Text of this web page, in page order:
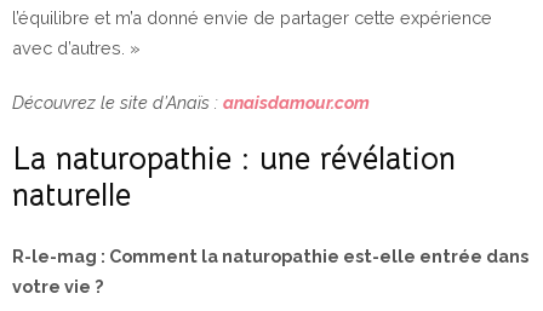
l’équilibre et m’a donné envie de partager cette expérience
avec d’autres. »
Découvrez le site d’Anaïs : anaisdamour.com
La naturopathie : une révélation
naturelle
R-le-mag : Comment la naturopathie est-elle entrée dans
votre vie ?